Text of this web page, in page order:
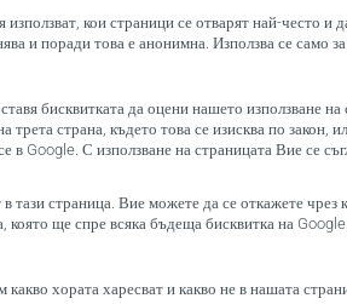
кои страници се отварят най-често
и поради това е анонимна. Използва се само
бисквитката да оцени нашето използване
страна, където това се изисква по закон,
Google. С използване на страницата Вие се
страница. Вие можете да се откажете чрез
ще спре всяка бъдеща бисквитка на Google:
хората харесват и какво не в нашата